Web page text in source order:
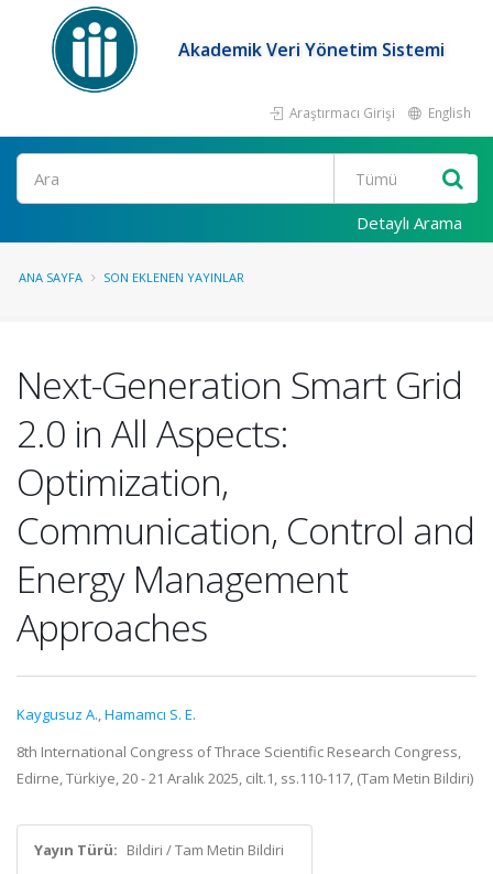
Akademik Veri Yönetim Sistemi
Araştırmacı Girişi English
Ara
Detaylı Arama
ANA SAYFA SON EKLENEN YAYINLAR
Next-Generation Smart Grid
2.0 in All Aspects:
Optimization,
Communication, Control and
Energy Management
Approaches
Kaygusuz A.,Hamamcı S. E.
8th International Congress of Thrace Scientific Research Congress,
Edirne, Türkiye, 20 - 21 Aralık 2025, cilt.1, ss.110-117, (Tam Metin Bildiri)
Yayın Türü: Bildiri / Tam Metin Bildiri